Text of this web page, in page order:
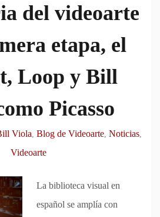
del videoarte
etapa, el
Loop y Bill
Picasso
Viola Blog de Videoarte, Noticias,
Videoarte
La biblioteca visual en
español se amplía con